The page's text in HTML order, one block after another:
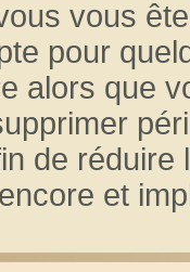
vous
pour
alors que
de
et